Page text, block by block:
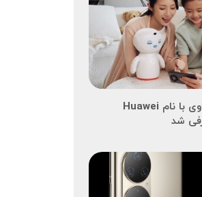
اولین ربات آموزشی هواوی با نام Huawei